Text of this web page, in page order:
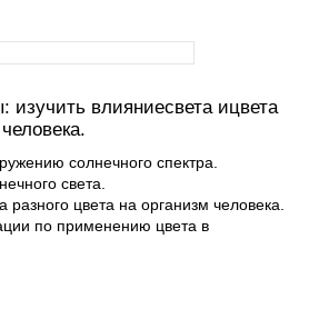
изучить влияниесвета ицвета
солнечного спектра.
света.
разного цвета на организм человека.
по применению цвета в